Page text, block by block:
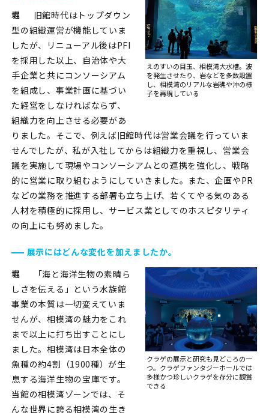
えのすいの目玉、相模湾大水槽。 波
を発生させたり、岩などを多数設置
し、相模湾のリアルな岩礁や沖の様
子を再現している
堀
旧館時代はトップダウン
型の組織運営が機能していま
したが、リニューアル後はPFI
を採用した以上、自治体や大
手企業と共にコンソーシアム
を組成し、事業計画に基づい
た経営をしなければならず、
組織力を向上させる必要があ
りました。そこで、例えば旧館時代は営業会議を行っていま
せんでしたが、私が入社してからは組織力を重視し、営業会
議を実施して現場やコンソーシアムとの連携を強化し、戦略
的に営業に取り組むようにしていきました。また、企画やPR
などの業務を推進する部署も立ち上げ、若くてやる気のある
人材を積極的に採用し、サービス業としてのホスピタリティ
の向上にも努めました。
展示にはどんな変化を加えましたか。
クラゲの展示と研究も見どころの一
つ。 クラゲファンタジーホールでは
多様かつ珍しいクラゲを存分に観賞
できる
堀
「海と海洋生物の素晴ら
しさを伝える」という水族館
事業の本質は一切変えていま
せんが、相模湾の魅力をこれ
まで以上に打ち出すことにし
ました。相模湾は日本全体の
魚種の約4割（1900種）が生
息する海洋生物の宝庫です。
当館の相模湾ゾーンでは、そ
んな世界に誇る相模湾の生き